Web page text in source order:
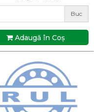
Buc
Adaugă în Coş